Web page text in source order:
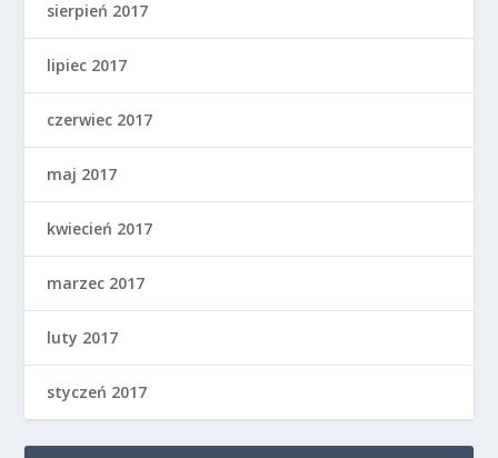
sierpień 2017
lipiec 2017
czerwiec 2017
maj 2017
kwiecień 2017
marzec 2017
luty 2017
styczeń 2017